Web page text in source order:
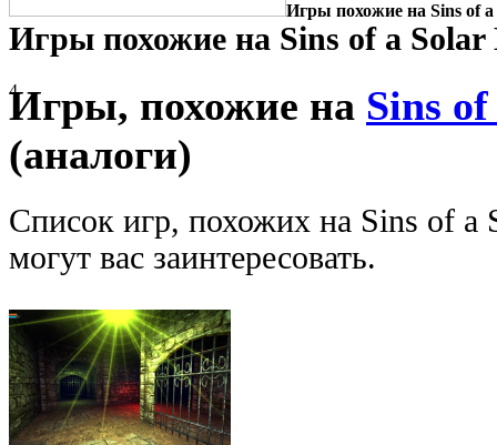
Игры похожие на Sins of
Игры похожие на Sins of a Solar
4
Игры, похожие на Sins
(аналоги)
Список игр, похожих на Sins of a
могут вас заинтересовать.